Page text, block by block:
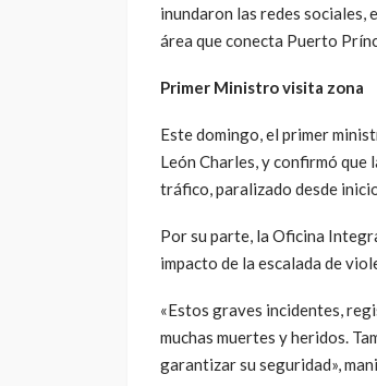
inundaron las redes sociales,
área que conecta Puerto
Primer Ministro visita zona
Este domingo, el primer
León Charles, y confirmó
tráfico, paralizado desde
Por su parte, la Oficina
impacto de la escalada de
«Estos graves incidentes,
muchas muertes y heridos.
garantizar su seguridad»,